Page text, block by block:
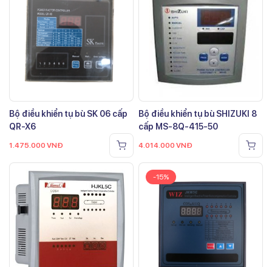
Bộ điều khiển tụ bù SK 06 cấp
QR-X6
1.475.000 VNĐ
Bộ điều khiển tụ bù SHIZUKI 8
cấp MS-8Q-415-50
4.014.000 VNĐ
-15%